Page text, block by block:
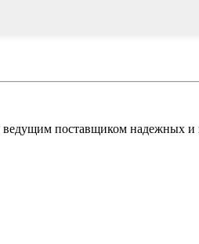
поставщиком надежных